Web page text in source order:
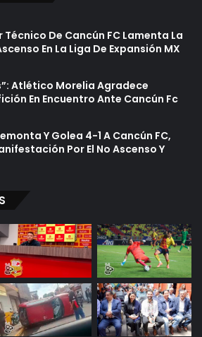
De Cancún FC Lamenta La
En La Liga De Expansión MX
Atlético Morelia Agradece
En Encuentro Ante Cancún Fc
Y Golea 4-1 A Cancún FC,
Por El No Ascenso Y